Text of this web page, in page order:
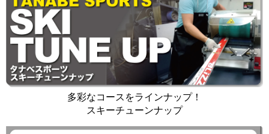
多彩なコースをラインナップ！
スキーチューンナップ